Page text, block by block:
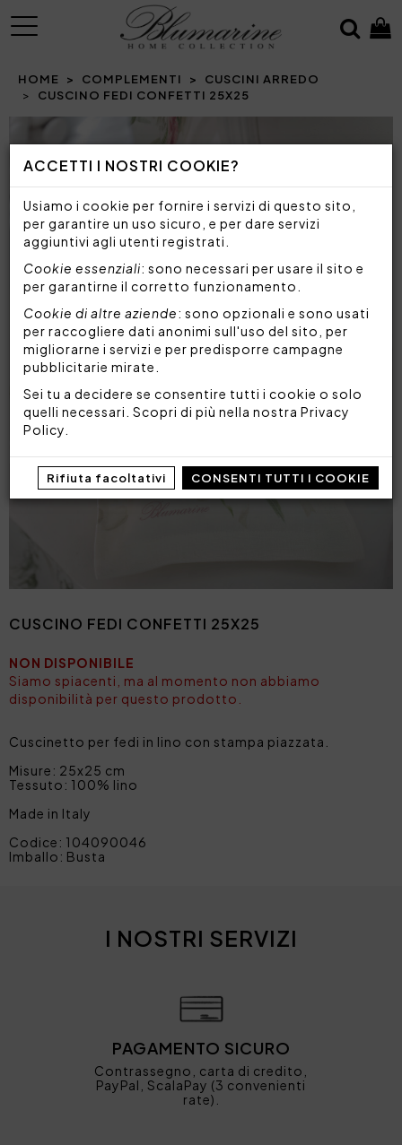
ACCETTI I NOSTRI COOKIE?
Usiamo i cookie per fornire i servizi di questo sito,
per garantire un uso sicuro, e per dare servizi
aggiuntivi agli utenti registrati.
Cookie essenziali: sono necessari per usare il sito e
per garantirne il corretto funzionamento.
Cookie di altre aziende: sono opzionali e sono usati
per raccogliere dati anonimi sull'uso del sito, per
migliorarne i servizi e per predisporre campagne
pubblicitarie mirate.
Sei tu a decidere se consentire tutti i cookie o solo
quelli necessari. Scopri di più nella nostra Privacy
Policy
Rifiuta facoltativi CONSENTI TUTTI I COOKIE
MENU
HOME COMPLEMENTI
CUSCINI ARREDO
CUSCINO FEDI CONFETTI 25X25
CUSCINO FEDI CONFETTI 25X25
NON DISPONIBILE
Siamo spiacenti, ma al momento non abbiamo
disponibilità per questo prodotto.
Cuscinetto per fedi in lino con stampa piazzata.
Misure: 25x25 cm
Tessuto: 100% lino
Made in Italy
Codice: 104090046
Imballo: Busta
I NOSTRI SERVIZI
PAGAMENTO SICURO
Contrassegno, carta di credito,
PayPal, ScalaPay (3 convenienti
rate).